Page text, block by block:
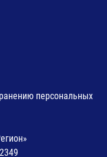
персональных